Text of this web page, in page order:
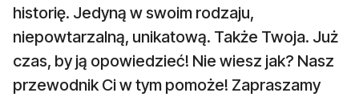
historię. Jedyną w swoim rodzaju,
niepowtarzalną, unikatową. Także Twoja. Już
czas, by ją opowiedzieć! Nie wiesz jak? Nasz
przewodnik Ci w tym pomoże! Zapraszamy